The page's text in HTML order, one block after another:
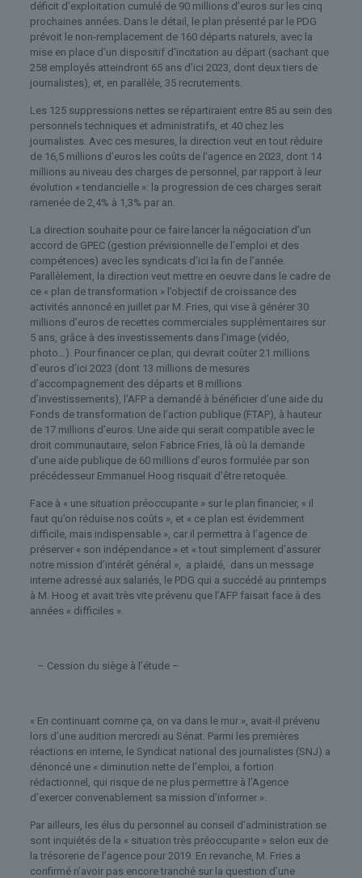
déficit d’exploitation cumulé de 90 millions d’euros sur les cinq
prochaines années. Dans le détail, le plan présenté par le PDG
prévoit le non-remplacement de 160 départs naturels, avec la
mise en place d’un dispositif d’incitation au départ (sachant que
258 employés atteindront 65 ans d’ici 2023, dont deux tiers de
journalistes), et, en parallèle, 35 recrutements.
Les 125 suppressions nettes se répartiraient entre 85 au sein des
personnels techniques et administratifs, et 40 chez les
journalistes. Avec ces mesures, la direction veut en tout réduire
de 16,5 millions d’euros les coûts de l’agence en 2023, dont 14
millions au niveau des charges de personnel, par rapport à leur
évolution « tendancielle »: la progression de ces charges serait
ramenée de 2,4% à 1,3% par an.
La direction souhaite pour ce faire lancer la négociation d’un
accord de GPEC (gestion prévisionnelle de l’emploi et des
compétences) avec les syndicats d’ici la fin de l’année.
Parallèlement, la direction veut mettre en oeuvre dans le cadre de
ce « plan de transformation » l’objectif de croissance des
activités annoncé en juillet par M. Fries, qui vise à générer 30
millions d’euros de recettes commerciales supplémentaires sur
5 ans, grâce à des investissements dans l’image (vidéo,
photo…). Pour financer ce plan, qui devrait coûter 21 millions
d’euros d’ici 2023 (dont 13 millions de mesures
d’accompagnement des départs et 8 millions
d’investissements), l’AFP a demandé à bénéficier d’une aide du
Fonds de transformation de l’action publique (FTAP), à hauteur
de 17 millions d’euros. Une aide qui serait compatible avec le
droit communautaire, selon Fabrice Fries, là où la demande
d’une aide publique de 60 millions d’euros formulée par son
précédesseur Emmanuel Hoog risquait d’être retoquée.
Face à « une situation préoccupante » sur le plan financier, « il
faut qu’on réduise nos coûts », et « ce plan est évidemment
difficile, mais indispensable », car il permettra à l’agence de
préserver « son indépendance » et « tout simplement d’assurer
notre mission d’intérêt général », a plaidé, dans un message
interne adressé aux salariés, le PDG qui a succédé au printemps
à M. Hoog et avait très vite prévenu que l’AFP faisait face à des
années « difficiles ».
– Cession du siège à l’étude –
« En continuant comme ça, on va dans le mur », avait-il prévenu
lors d’une audition mercredi au Sénat. Parmi les premières
réactions en interne, le Syndicat national des journalistes (SNJ) a
dénoncé une « diminution nette de l’emploi, a fortiori
rédactionnel, qui risque de ne plus permettre à l’Agence
d’exercer convenablement sa mission d’informer ».
Par ailleurs, les élus du personnel au conseil d’administration se
sont inquiétés de la « situation très préoccupante » selon eux de
la trésorerie de l’agence pour 2019. En revanche, M. Fries a
confirmé n’avoir pas encore tranché sur la question d’une